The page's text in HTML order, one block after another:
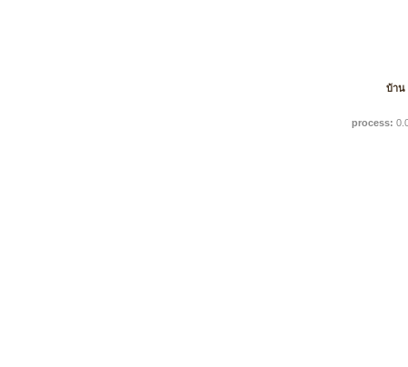
บ้าน
process: